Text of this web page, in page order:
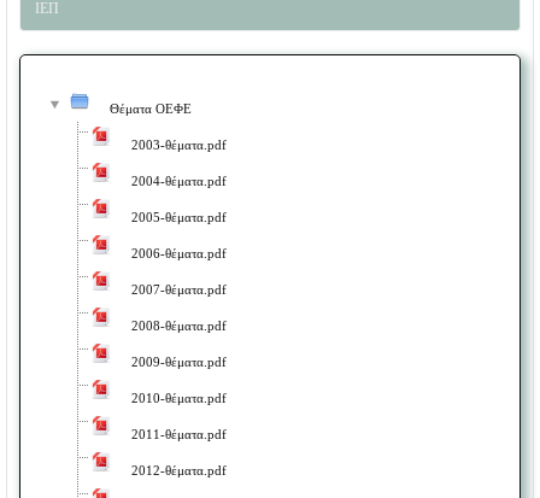
ΙΕΠ
Θέματα ΟΕΦΕ
2003-θέματα.pdf
2004-θέματα.pdf
2005-θέματα.pdf
2006-θέματα.pdf
2007-θέματα.pdf
2008-θέματα.pdf
2009-θέματα.pdf
2010-θέματα.pdf
2011-θέματα.pdf
2012-θέματα.pdf